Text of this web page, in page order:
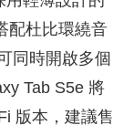
配杜比環繞音
同時開啟多個
xy Tab S5e 將
版本， 建議售